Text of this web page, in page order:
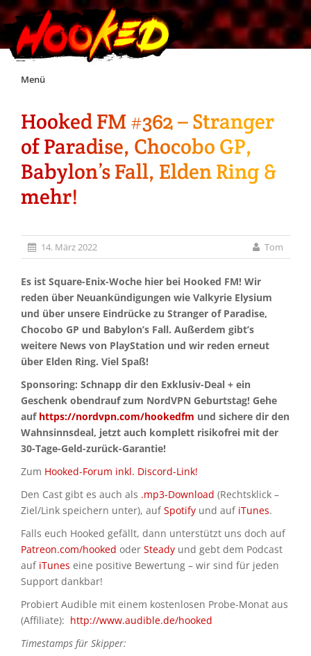
Skip
Menü
Unterstützt Hooked!
Exklusiv für Supporter*innen
Impressum
Jobs
Discord
Hooked FM #362 – Stranger
of Paradise, Chocobo GP,
Babylon’s Fall, Elden Ring &
mehr!
14. März 2022 Tom
Es ist Square-Enix-Woche hier bei Hooked FM! Wir
reden über Neuankündigungen wie Valkyrie Elysium
und über unsere Eindrücke zu Stranger of Paradise,
Chocobo GP und Babylon’s Fall. Außerdem gibt’s
weitere News von PlayStation und wir reden erneut
über Elden Ring. Viel Spaß!
Sponsoring: Schnapp dir den Exklusiv-Deal + ein
Geschenk obendrauf zum NordVPN Geburtstag! Gehe
auf https://nordvpn.com/hookedfm und sichere dir den
Wahnsinnsdeal, jetzt auch komplett risikofrei mit der
30-Tage-Geld-zurück-Garantie!
Zum Hooked-Forum inkl. Discord-Link!
Den Cast gibt es auch als .mp3-Download (Rechtsklick –
Ziel/Link speichern unter), aufSpotify und auf iTunes.
Falls euch Hooked gefällt, dann unterstützt uns doch auf
Patreon.com/hooked oder Steady und gebt dem Podcast
auf iTunes eine positive Bewertung – wir sind für jeden
Support dankbar!
Probiert Audible mit einem kostenlosen Probe-Monat aus
(Affiliate): http://www.audible.de/hooked
Timestamps für Skipper: